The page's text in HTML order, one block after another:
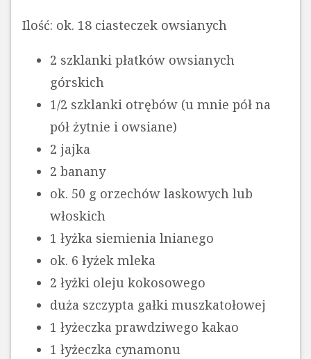
Ilość: ok. 18 ciasteczek owsianych
2 szklanki płatków owsianych
górskich
1/2 szklanki otrębów (u mnie pół na
pół żytnie i owsiane)
2 jajka
2 banany
ok. 50 g orzechów laskowych lub
włoskich
1 łyżka siemienia lnianego
ok. 6 łyżek mleka
2 łyżki oleju kokosowego
duża szczypta gałki muszkatołowej
1 łyżeczka prawdziwego kakao
1 łyżeczka cynamonu